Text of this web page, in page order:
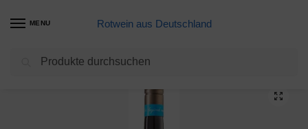
MENU Rotwein aus Deutschland
Meine Weine Weingut Milch Domina 2016 halbtrocken (1 x 0,75 l)